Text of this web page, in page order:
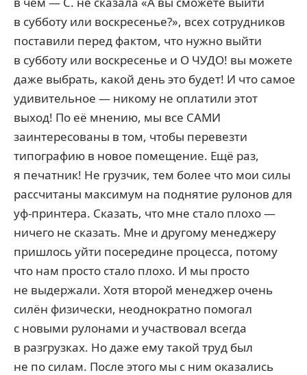
в субботу или воскресенье?», всех сотрудников
поставили перед фактом, что нужно выйти
в субботу или воскресенье и О ЧУДО! вы можете
даже выбрать, какой день это будет! И что самое
удивительное — никому не оплатили этот
выход! По её мнению, мы все САМИ
заинтересованы в том, чтобы перевезти
типографию в новое помещение. Ещё раз,
я печатник! Не грузчик, тем более что мои силы
рассчитаны максимум на поднятие рулонов для
уф-принтера. Сказать, что мне стало плохо —
ничего не сказать. Мне и другому менеджеру
пришлось уйти посередине процесса, потому
что нам просто стало плохо. И мы просто
не выдержали. Хотя второй менеджер очень
силён физически, неоднократно помогал
с новыми рулонами и участвовал всегда
в разгрузках. Но даже ему такой труд был
не по силам. После этого мы с ним оказались